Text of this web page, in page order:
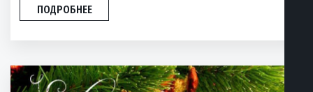
ПОДРОБНЕЕ